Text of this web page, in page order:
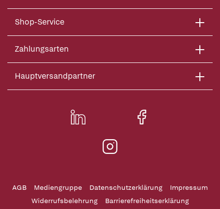
Shop-Service
Zahlungsarten
Hauptversandpartner
AGB Mediengruppe Datenschutzerklärung
Impressum
Widerrufsbelehrung
Barrierefreiheitserklärung